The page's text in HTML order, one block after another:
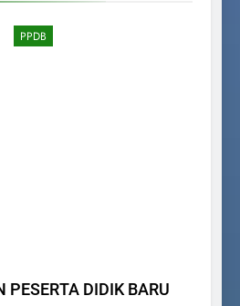
PPDB
PESERTA DIDIK BARU